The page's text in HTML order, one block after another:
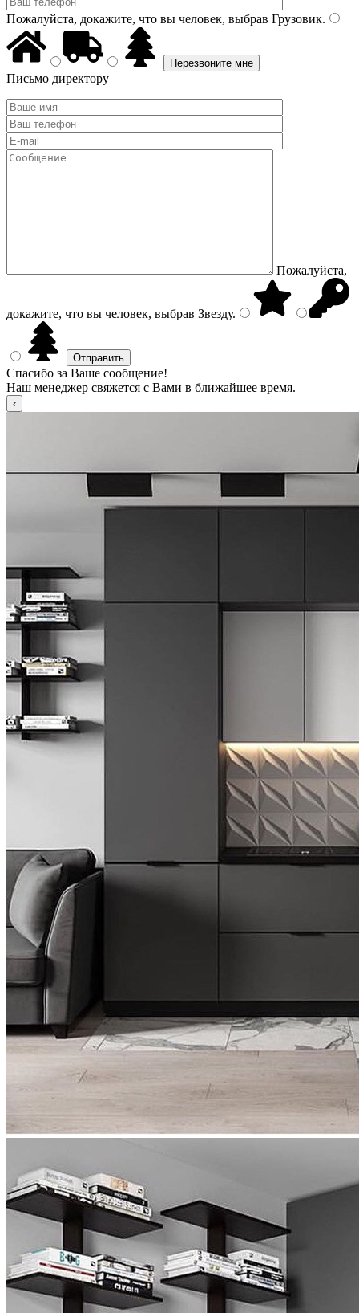
Пожалуйста, докажите, что вы человек, выбрав Грузовик.
Письмо директору
Пожалуйста,
докажите, что вы человек, выбрав Звезду.
Спасибо за Ваше сообщение!
Наш менеджер свяжется с Вами в ближайшее время.